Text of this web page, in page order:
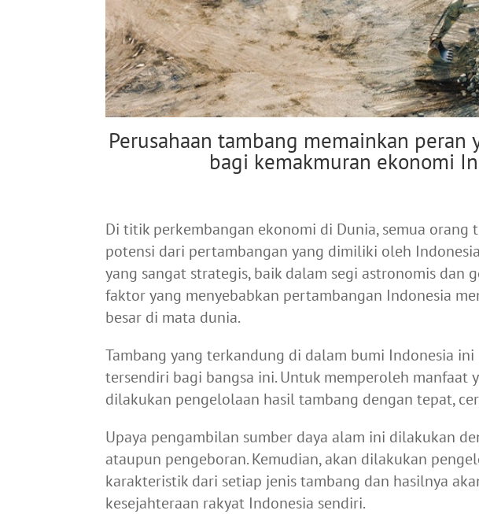
Perusahaan tambang memainkan peran
bagi kemakmuran ekonomi
Di titik perkembangan ekonomi di Dunia, semua orang
potensi dari pertambangan yang dimiliki oleh
yang sangat strategis, baik dalam segi astronomis dan
faktor yang menyebabkan pertambangan Indonesia
besar di mata dunia.
Tambang yang terkandung di dalam bumi Indonesia ini
tersendiri bagi bangsa ini. Untuk memperoleh manfaat
dilakukan pengelolaan hasil tambang dengan tepat,
Upaya pengambilan sumber daya alam ini dilakukan
ataupun pengeboran. Kemudian, akan dilakukan
karakteristik dari setiap jenis tambang dan hasilnya
kesejahteraan rakyat Indonesia sendiri.